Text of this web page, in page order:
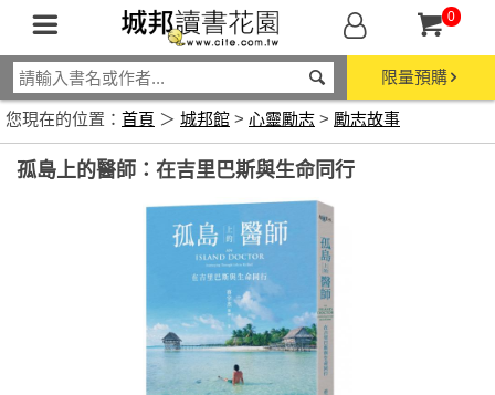
0
限量預購
您現在的位置： 首頁 ＞ 城邦館 > 心靈勵志 > 勵志故事
孤島上的醫師：在吉里巴斯與生命同行